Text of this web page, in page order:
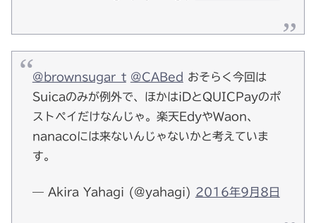
@brownsugar_t @CABed おそらく今回は
Suicaのみが例外で、ほかはiDとQUICPayのポ
ストペイだけなんじゃ。楽天EdyやWaon、
nanacoには来ないんじゃないかと考えていま
す。
— Akira Yahagi (@yahagi) 2016年9月8日